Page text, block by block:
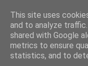
This site uses
and to analyze
shared with Google
metrics to ensure
statistics, and to